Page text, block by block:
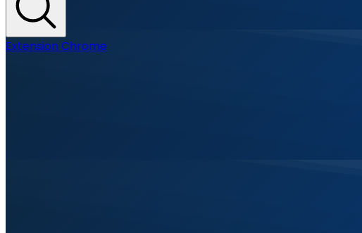
Extension Chrome